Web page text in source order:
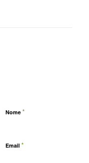
Nome *
Email *